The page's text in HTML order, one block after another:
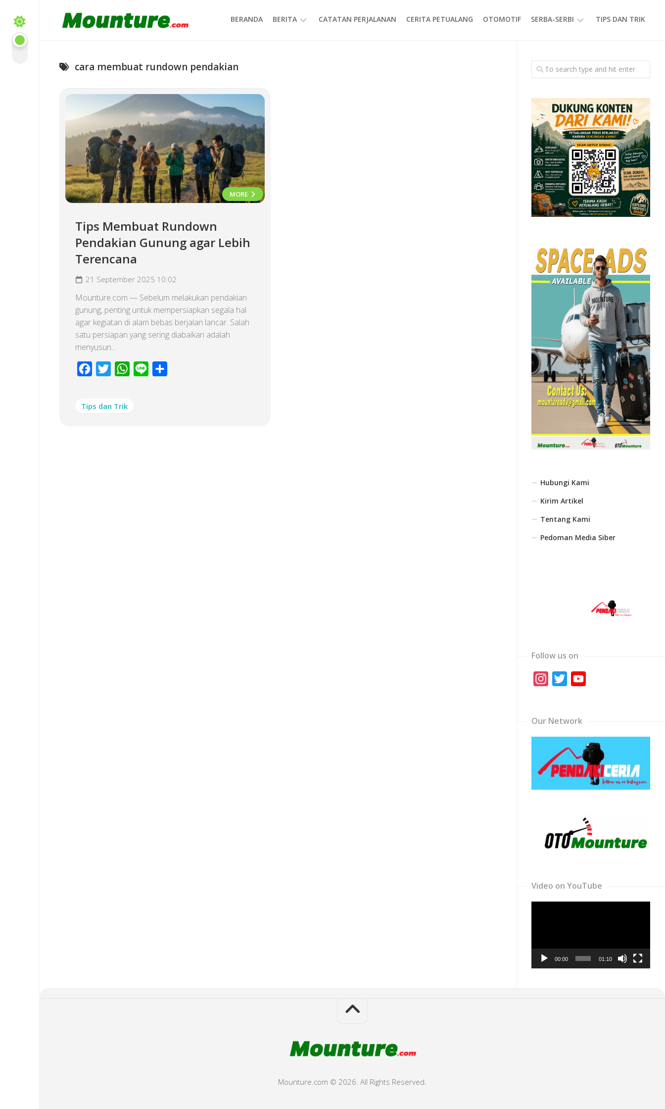
content
BERANDA BERITA CATATAN PERJALANAN CERITA PETUALANG OTOMOTIF SERBA-SERBI
GAYA
HIDUP
TIPS DAN TRIK
cara membuat rundown pendakian
MORE
Tips Membuat Rundown
Pendakian Gunung agar Lebih
Terencana
21 September 2025 10:02
Mounture.com — Sebelum melakukan pendakian
gunung, penting untuk mempersiapkan segala hal
agar kegiatan di alam bebas berjalan lancar. Salah
satu persiapan yang sering diabaikan adalah
menyusun...
Facebook
Twitter WhatsApp
Line
Tips dan Trik
Hubungi Kami
Kirim Artikel
Tentang Kami
Pedoman Media Siber
Follow us on
Instagram
Twitter
Our Network
Video on YouTube
00:00 01:10
Mounture.com © 2026. All Rights Reserved.